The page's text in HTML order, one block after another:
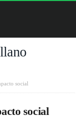
social
social